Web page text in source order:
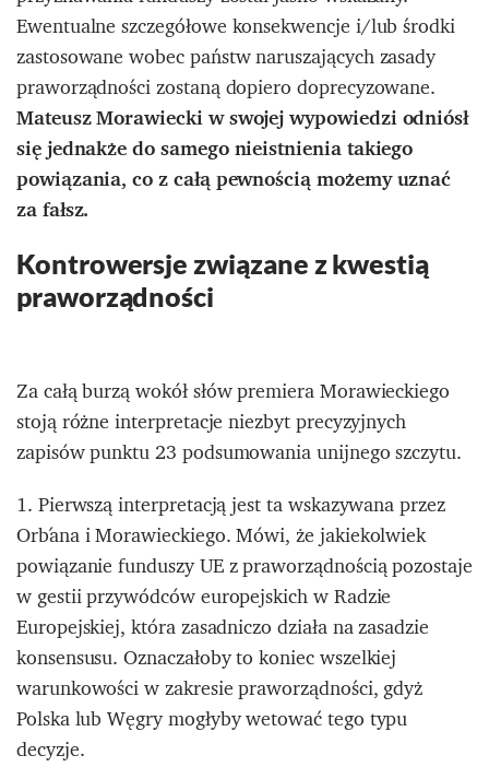
Ewentualne szczegółowe konsekwencje i/lub środki
zastosowane wobec państw naruszających zasady
praworządności zostaną dopiero doprecyzowane.
Mateusz Morawiecki w swojej wypowiedzi odniósł
się jednakże do samego nieistnienia takiego
powiązania, co z całą pewnością możemy uznać
za fałsz.
Kontrowersje związane z kwestią
praworządności
Za całą burzą wokół słów premiera Morawieckiego
stoją różne interpretacje niezbyt precyzyjnych
zapisów punktu 23 podsumowania unijnego szczytu.
1. Pierwszą interpretacją jest ta wskazywana przez
Orbána i Morawieckiego. Mówi, że jakiekolwiek
powiązanie funduszy UE z praworządnością pozostaje
w gestii przywódców europejskich w Radzie
Europejskiej, która zasadniczo działa na zasadzie
konsensusu. Oznaczałoby to koniec wszelkiej
warunkowości w zakresie praworządności, gdyż
Polska lub Węgry mogłyby wetować tego typu
decyzje.